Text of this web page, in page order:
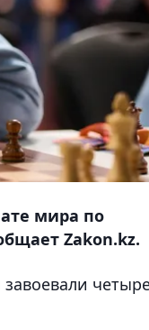
мира по
Zakon.kz.